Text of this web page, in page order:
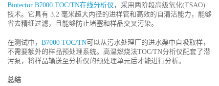
Biotector B7000 TOC/TN在线分析仪 ，采用两阶段高级氧化(TSAO)
技术。它具有 3.2 毫米超大内径的进样管和高效的自清洁能力，能够
省去精细过滤，且能够防止堵塞和样品交叉污染。
在测试中， B7000 TOC/TN可以从污水处理厂的进水渠中自吸取样，
不需要额外的样品预处理系统。高温燃烧法TOC/TN分析仪配套了潜
污泵，将样品输送至分析仪的预处理单元后才能进行分析。
总结